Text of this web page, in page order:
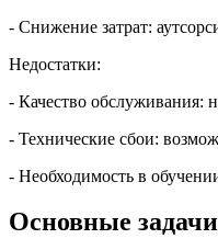
- Снижение затрат:
Недостатки:
- Качество обслуживания:
- Технические сбои:
- Необходимость в
Основные